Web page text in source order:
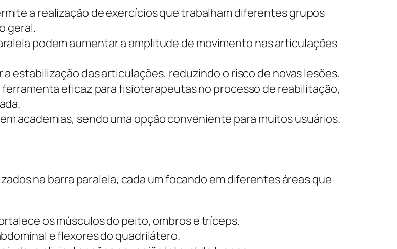
a realização de exercícios que trabalham diferentes grupos
geral.
podem aumentar a amplitude de movimento nas articulações
estabilização das articulações, reduzindo o risco de novas lesões.
ferramenta eficaz para fisioterapeutas no processo de reabilitação,
academias, sendo uma opção conveniente para muitos usuários.
na barra paralela, cada um focando em diferentes áreas que
os músculos do peito, ombros e tríceps.
e flexores do quadrilátero.